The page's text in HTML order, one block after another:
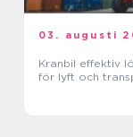
03. augusti
Kranbil effektiv lösning
för lyft och